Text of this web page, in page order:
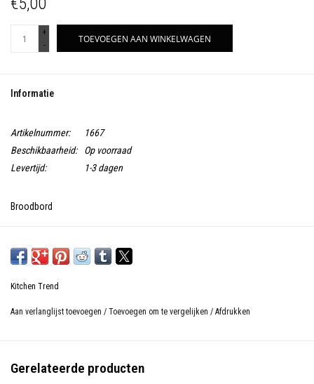
+
-
TOEVOEGEN AAN WINKELWAGEN
Informatie
Artikelnummer:
1667
Beschikbaarheid:
Op voorraad
Levertijd:
1-3 dagen
Broodbord
Hoogte: 2,2 cm
Magnetron-, oven-, vriezer- en vaatwasserbestendig
Kitchen Trend
Aan verlanglijst toevoegen / Toevoegen om te vergelijken / Afdrukken
Gerelateerde producten